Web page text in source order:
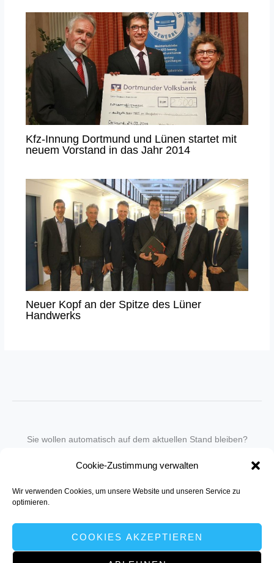
Cookie-Zustimmung verwalten
Wir verwenden Cookies, um unsere Website und unseren Service zu
optimieren.
COOKIES AKZEPTIEREN
Kfz-Innung Dortmund und Lünen startet mit
neuem Vorstand in das Jahr 2014
Neuer Kopf an der Spitze des Lüner
Handwerks
Sie wollen automatisch auf dem aktuellen Stand bleiben?
in unseren Newsletter-Service auf.
Senden Sie für ein Angebot einfach eine